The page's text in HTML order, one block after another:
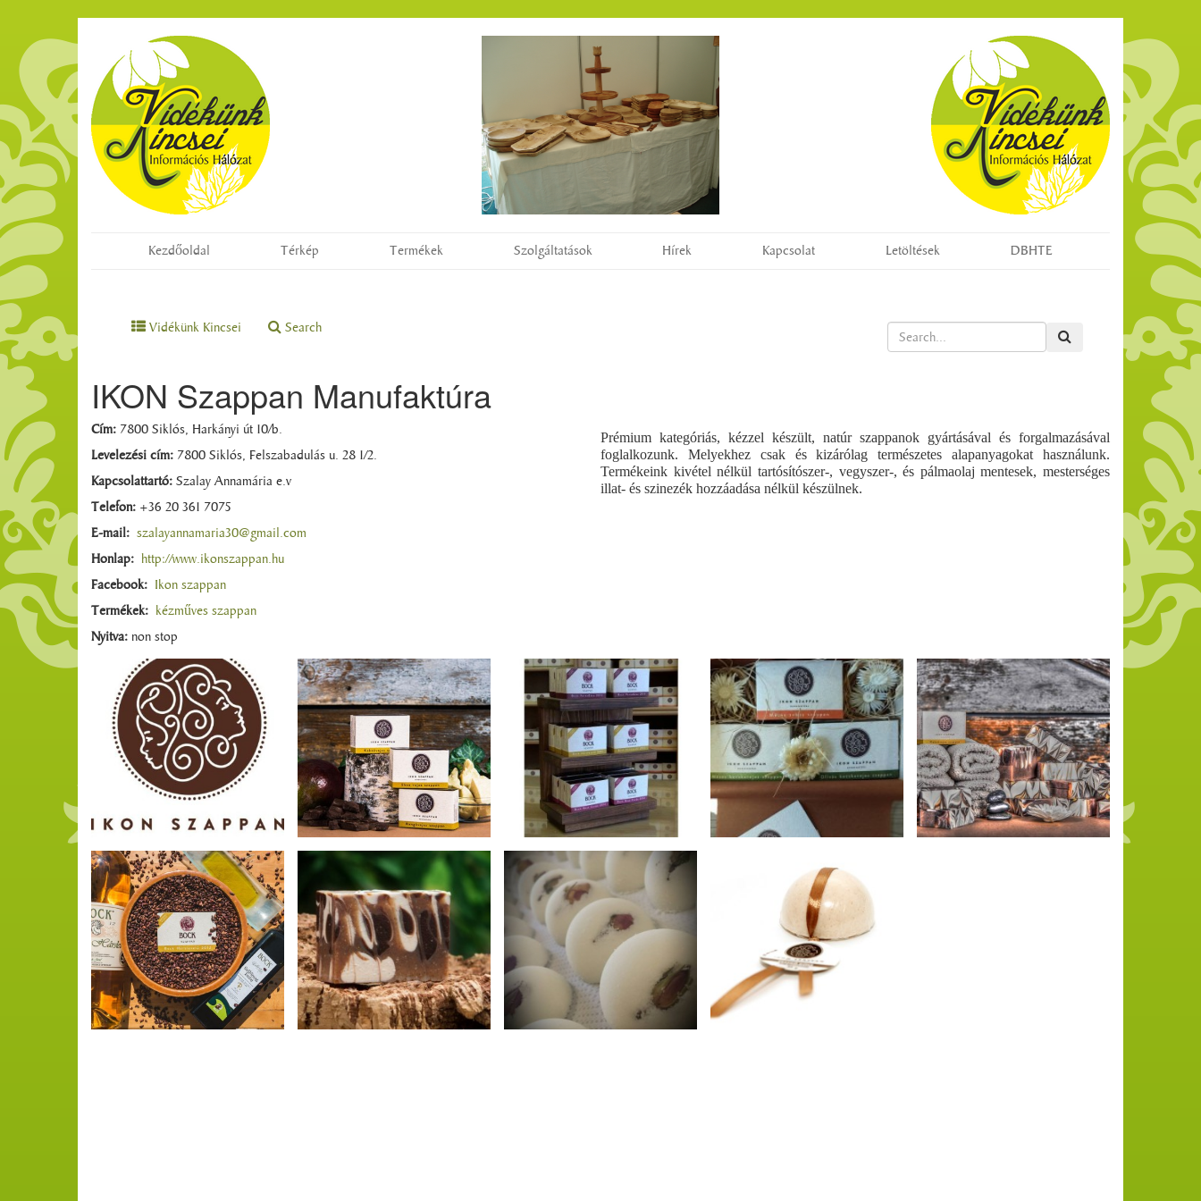
Kezdőoldal Térkép Termékek Szolgáltatások Hírek Kapcsolat Letöltések DBHTE
Vidékünk Kincsei Search
IKON Szappan Manufaktúra
Prémium kategóriás, kézzel készült, natúr szappanok gyártásával és forgalmazásával
foglalkozunk. Melyekhez csak és kizárólag természetes alapanyagokat használunk.
Termékeink kivétel nélkül tartósítószer-, vegyszer-, és pálmaolaj mentesek, mesterséges
illat- és szinezék hozzáadása nélkül készülnek.
Cím: 7800 Siklós, Harkányi út 10/b.
Levelezési cím: 7800 Siklós, Felszabadulás u. 28 1/2.
Kapcsolattartó: Szalay Annamária e.v
Telefon: +36 20 361 7075
E-mail: szalayannamaria30@gmail.com
Honlap: http://www.ikonszappan.hu
Facebook: Ikon szappan
Termékek: kézműves szappan
Nyitva: non stop